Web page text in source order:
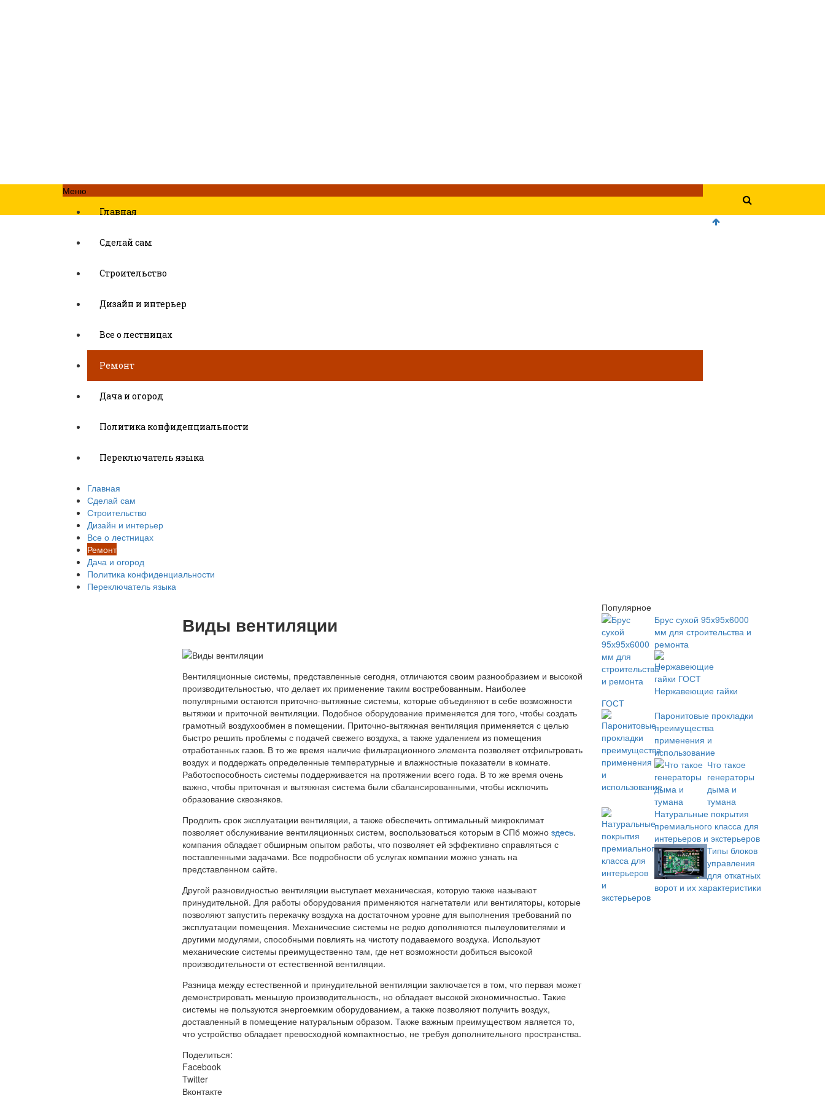
Меню
Главная
Сделай сам
Строительство
Дизайн и интерьер
Все о лестницах
Ремонт
Дача и огород
Политика конфиденциальности
Переключатель языка
Главная
Сделай сам
Строительство
Дизайн и интерьер
Все о лестницах
Ремонт
Дача и огород
Политика конфиденциальности
Переключатель языка
Виды вентиляции
Вентиляционные системы, представленные сегодня, отличаются своим разнообразием и высокой
производительностью, что делает их применение таким востребованным. Наиболее
популярными остаются приточно-вытяжные системы, которые объединяют в себе возможности
вытяжки и приточной вентиляции. Подобное оборудование применяется для того, чтобы создать
грамотный воздухообмен в помещении. Приточно-вытяжная вентиляция применяется с целью
быстро решить проблемы с подачей свежего воздуха, а также удалением из помещения
отработанных газов. В то же время наличие фильтрационного элемента позволяет отфильтровать
воздух и поддержать определенные температурные и влажностные показатели в комнате.
Работоспособность системы поддерживается на протяжении всего года. В то же время очень
важно, чтобы приточная и вытяжная система были сбалансированными, чтобы исключить
образование сквозняков.
Продлить срок эксплуатации вентиляции, а также обеспечить оптимальный микроклимат
позволяет обслуживание вентиляционных систем, воспользоваться которым в СПб можно здесь.
компания обладает обширным опытом работы, что позволяет ей эффективно справляться с
поставленными задачами. Все подробности об услугах компании можно узнать на
представленном сайте.
Другой разновидностью вентиляции выступает механическая, которую также называют
принудительной. Для работы оборудования применяются нагнетатели или вентиляторы, которые
позволяют запустить перекачку воздуха на достаточном уровне для выполнения требований по
эксплуатации помещения. Механические системы не редко дополняются пылеуловителями и
другими модулями, способными повлиять на чистоту подаваемого воздуха. Используют
механические системы преимущественно там, где нет возможности добиться высокой
производительности от естественной вентиляции.
Разница между естественной и принудительной вентиляции заключается в том, что первая может
демонстрировать меньшую производительность, но обладает высокой экономичностью. Такие
системы не пользуются энергоемким оборудованием, а также позволяют получить воздух,
доставленный в помещение натуральным образом. Также важным преимуществом является то,
что устройство обладает превосходной компактностью, не требуя дополнительного пространства.
Поделиться:
Facebook
Twitter
Вконтакте
Популярное
Брус сухой 95х95х6000
мм для строительства и
ремонта
Нержавеющие гайки
ГОСТ
Паронитовые прокладки
преимущества
применения и
использование
Что такое
генераторы
дыма и
тумана
Натуральные покрытия
премиального класса для
интерьеров и экстерьеров
Типы блоков
управления
для откатных
ворот и их характеристики